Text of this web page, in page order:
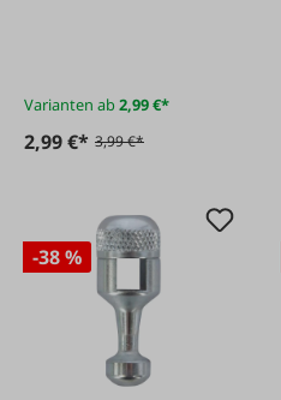
Varianten ab2,99 €*
2,99 €* 3,99 €*
-38 %